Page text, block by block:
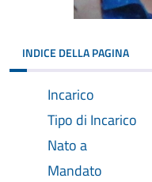
INDICE DELLA PAGINA
Incarico
Tipo di Incarico
Nato a
Mandato